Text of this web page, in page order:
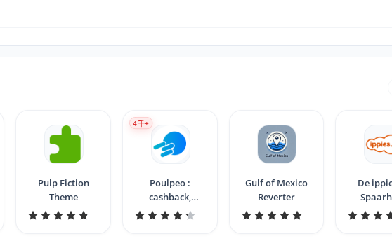
Pulp Fiction
Theme
Poulpeo :
cashback,
réductions et
4千+
Gulf of Mexico
Reverter
De